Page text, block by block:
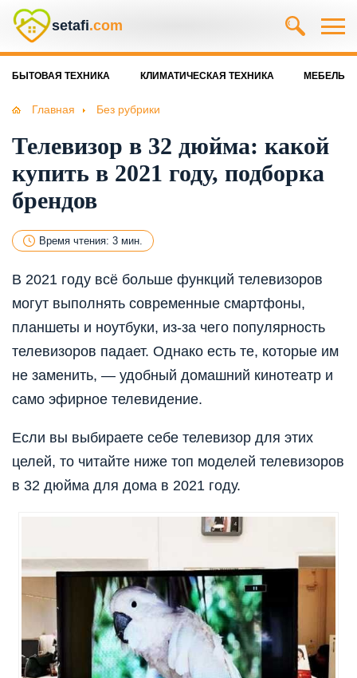
setafi.com
БЫТОВАЯ ТЕХНИКА КЛИМАТИЧЕСКАЯ ТЕХНИКА МЕБЕЛЬ
Главная Без рубрики
Телевизор в 32 дюйма: какой
купить в 2021 году, подборка
брендов
Время чтения: 3 мин.
В 2021 году всё больше функций телевизоров
могут выполнять современные смартфоны,
планшеты и ноутбуки, из-за чего популярность
телевизоров падает. Однако есть те, которые им
не заменить, — удобный домашний кинотеатр и
само эфирное телевидение.
Если вы выбираете себе телевизор для этих
целей, то читайте ниже топ моделей телевизоров
в 32 дюйма для дома в 2021 году.